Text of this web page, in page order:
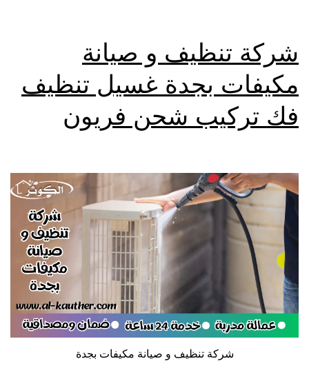
شركة تنظيف و صيانة
مكيفات بجدة غسيل تنظيف
فك تركيب شحن فريون
شركة تنظيف و صيانة مكيفات بجدة